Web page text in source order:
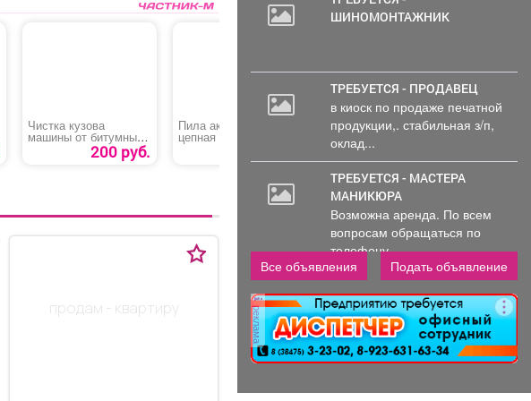
Чистка кузова
машины от битумных
200 руб.
Пила аккумуляторная
цепная «Senix csx2-M3-
EU»
Триммер бензиновый
(бензокоса) «ЗУБР
КРБ-2500-Р»11999 руб.
Краски
«ErKr»
продам - квартиру
ШИНОМОНТАЖНИК
ТРЕБУЕТСЯ - ПРОДАВЕЦ
в киоск по продаже печатной
продукции,. стабильная з/п,
оклад...
ТРЕБУЕТСЯ - МАСТЕРА
МАНИКЮРА
Возможна аренда. По всем
вопросам обращаться по
телефону..
Все объявления
Подать объявление
реклама